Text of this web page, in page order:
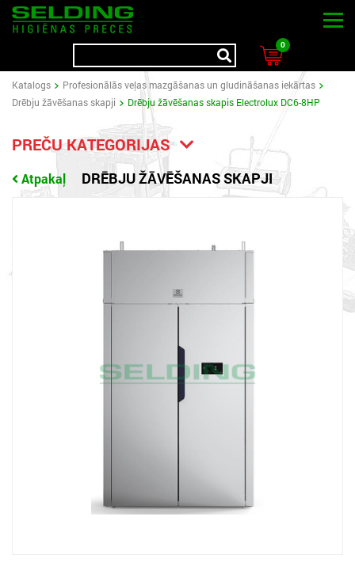
0
Katalogs
Profesionālās veļas mazgāšanas un gludināšanas iekārtas
Drēbju žāvēšanas skapji
Drēbju žāvēšanas skapis Electrolux DC6-8HP
PREČU KATEGORIJAS
Atpakaļ DRĒBJU ŽĀVĒŠANAS SKAPJI